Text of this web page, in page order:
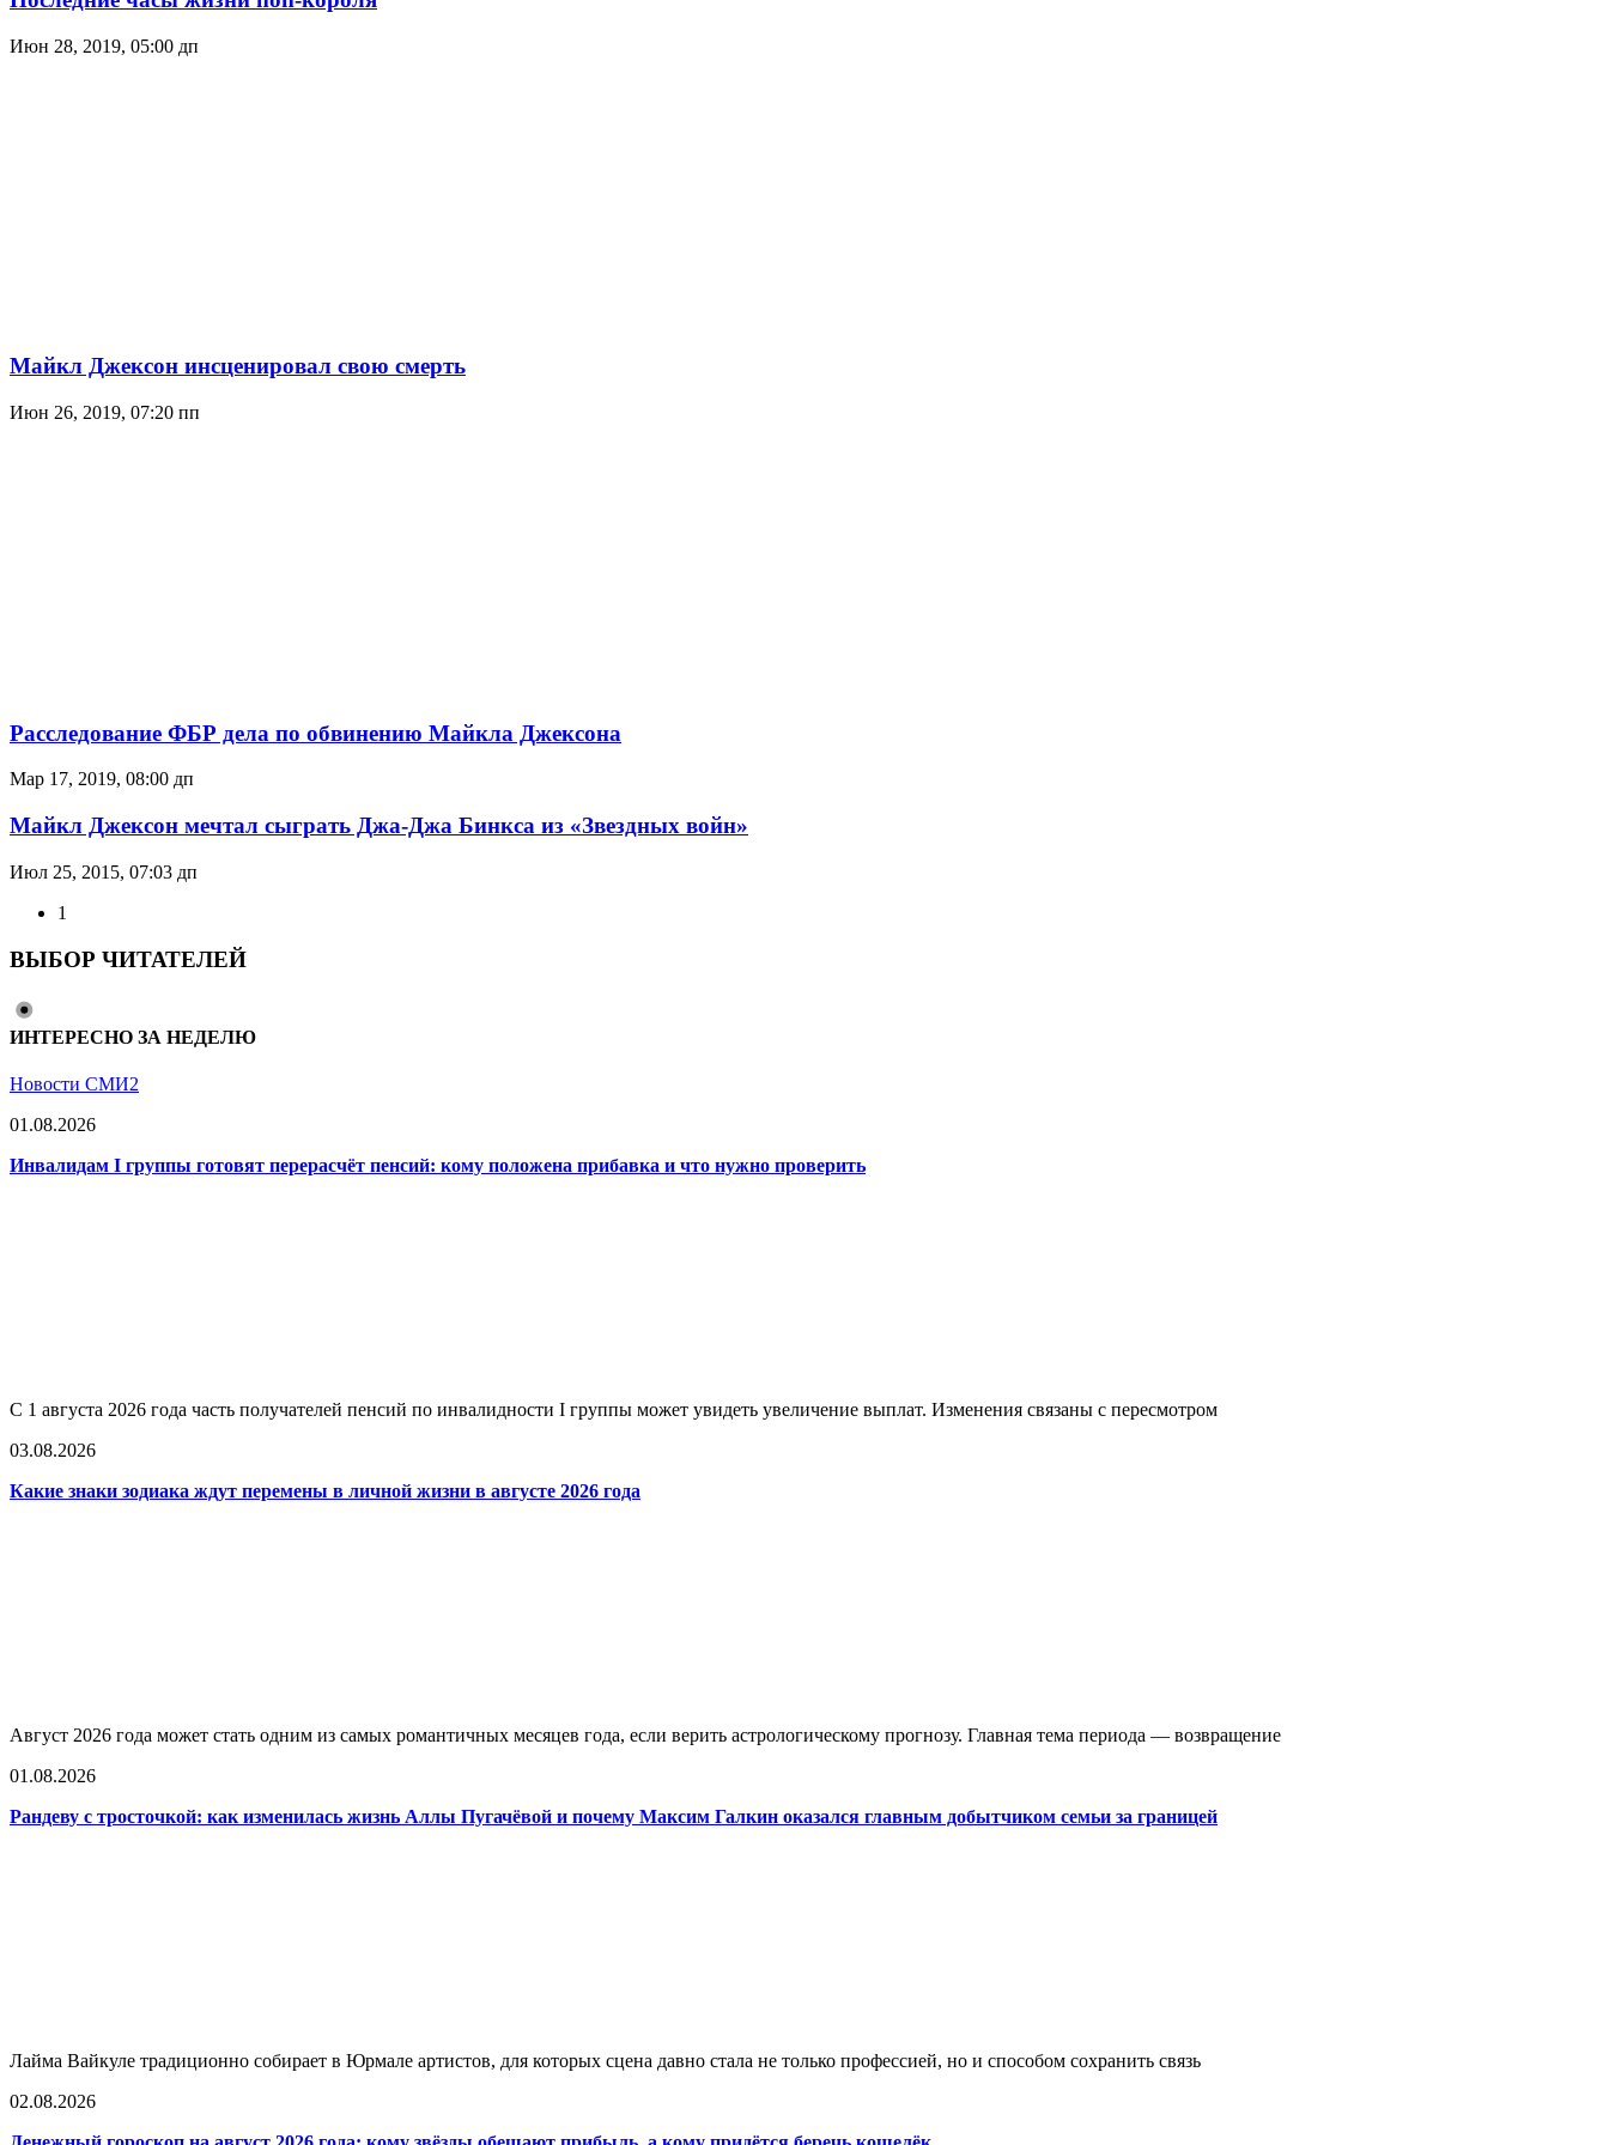
Июн 28, 2019, 05:00 дп
Майкл Джексон инсценировал свою смерть
Июн 26, 2019, 07:20 пп
Расследование ФБР дела по обвинению Майкла Джексона
Мар 17, 2019, 08:00 дп
Майкл Джексон мечтал сыграть Джа-Джа Бинкса из «Звездных войн»
Июл 25, 2015, 07:03 дп
1
ВЫБОР ЧИТАТЕЛЕЙ
ИНТЕРЕСНО ЗА НЕДЕЛЮ
Новости СМИ2
01.08.2026
Инвалидам I группы готовят перерасчёт пенсий: кому положена прибавка и что нужно проверить
С 1 августа 2026 года часть получателей пенсий по инвалидности I группы может увидеть увеличение выплат. Изменения связаны с пересмотром
03.08.2026
Какие знаки зодиака ждут перемены в личной жизни в августе 2026 года
Август 2026 года может стать одним из самых романтичных месяцев года, если верить астрологическому прогнозу. Главная тема периода — возвращение
01.08.2026
Рандеву с тросточкой: как изменилась жизнь Аллы Пугачёвой и почему Максим Галкин оказался главным добытчиком семьи за границей
Лайма Вайкуле традиционно собирает в Юрмале артистов, для которых сцена давно стала не только профессией, но и способом сохранить связь
02.08.2026